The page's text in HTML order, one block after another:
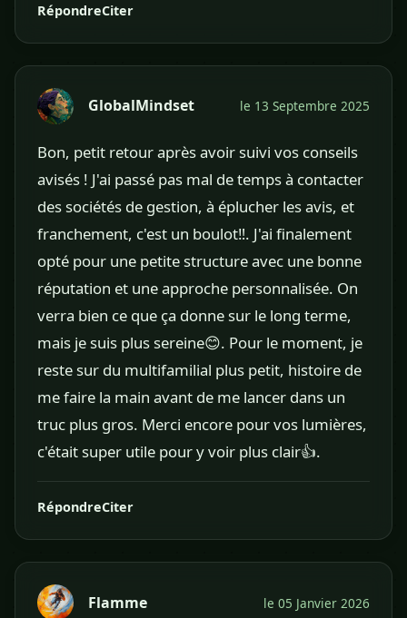
RépondreCiter
GlobalMindset le 13 Septembre 2025
Bon, petit retour après avoir suivi vos conseils
avisés ! J'ai passé pas mal de temps à contacter
des sociétés de gestion, à éplucher les avis, et
franchement, c'est un boulot‼️. J'ai finalement
opté pour une petite structure avec une bonne
réputation et une approche personnalisée. On
verra bien ce que ça donne sur le long terme,
mais je suis plus sereine😊. Pour le moment, je
reste sur du multifamilial plus petit, histoire de
me faire la main avant de me lancer dans un
truc plus gros. Merci encore pour vos lumières,
c'était super utile pour y voir plus clair👍.
RépondreCiter
Flamme le 05 Janvier 2026